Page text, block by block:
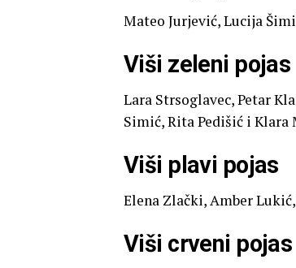
Mateo Jurjević, Lucija
Viši zeleni pojas
Lara Strsoglavec, Petar
Simić, Rita Pedišić i Klara
Viši plavi pojas
Elena Zlački, Amber
Viši crveni pojas